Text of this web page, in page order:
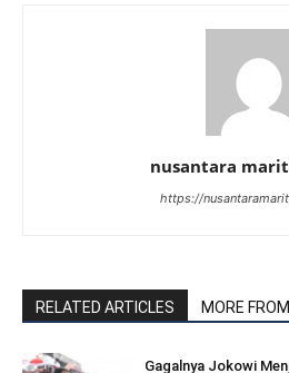
nusantara
https://
RELATED ARTICLES MORE
Gagalnya Jokowi